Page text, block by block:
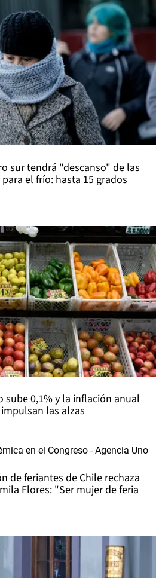
sur tendrá "descanso" de las
el frío: hasta 15 grados
sube 0,1% y la inflación anual
las alzas
de feriantes de Chile rechaza
Flores: "Ser mujer de feria